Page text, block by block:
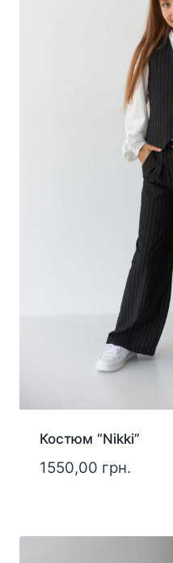
Костюм “Nikki”
1550,00 грн.